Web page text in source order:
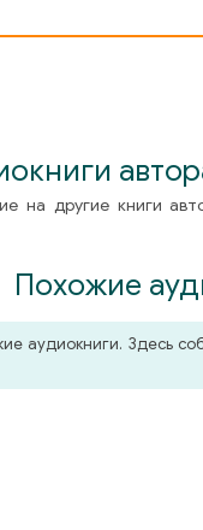
на другие книги
Похожие
аудиокниги.